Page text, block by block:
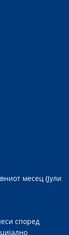
месец (Јули
според